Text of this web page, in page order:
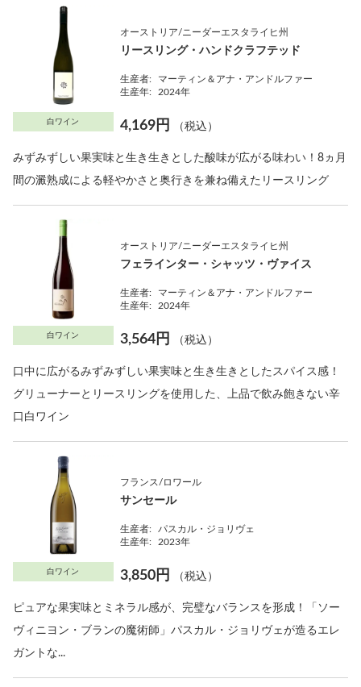
白ワイン
オーストリア/ニーダーエスタライヒ州
リースリング・ハンドクラフテッド
生産者:
マーティン＆アナ・アンドルファー
生産年:
2024年
4,169円 （税込）
みずみずしい果実味と生き生きとした酸味が広がる味わい！8ヵ月
間の澱熟成による軽やかさと奥行きを兼ね備えたリースリング
白ワイン
オーストリア/ニーダーエスタライヒ州
フェラインター・シャッツ・ヴァイス
生産者:
マーティン＆アナ・アンドルファー
生産年:
2024年
3,564円 （税込）
口中に広がるみずみずしい果実味と生き生きとしたスパイス感！
グリューナーとリースリングを使用した、上品で飲み飽きない辛
口白ワイン
白ワイン
フランス/ロワール
サンセール
生産者:
パスカル・ジョリヴェ
生産年:
2023年
3,850円 （税込）
ピュアな果実味とミネラル感が、完璧なバランスを形成！「ソー
ヴィニヨン・ブランの魔術師」パスカル・ジョリヴェが造るエレ
ガントな...